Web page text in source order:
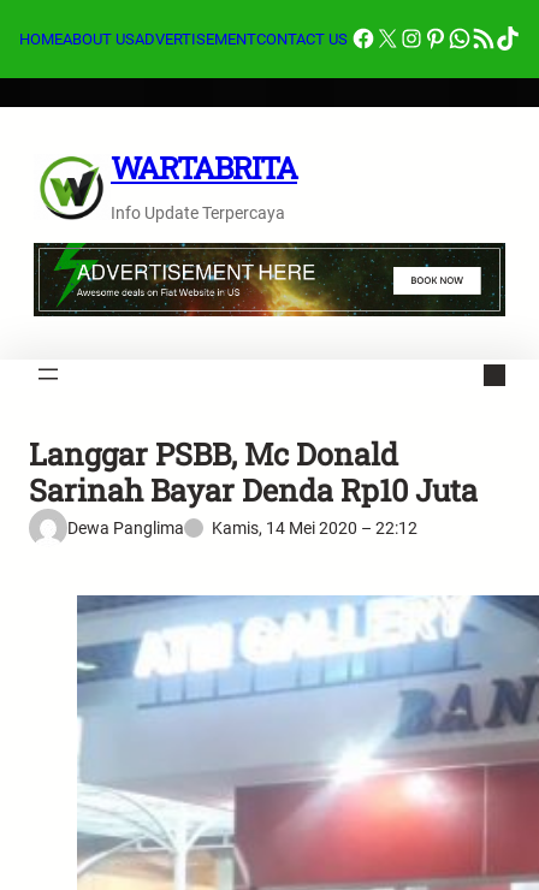
HOMEABOUT USADVERTISEMENTCONTACT US Facebook
X Instagram
Pinterest
Feed RSS
WARTABRITA
Info Update Terpercaya
Langgar PSBB, Mc Donald
Sarinah Bayar Denda Rp10 Juta
Dewa Panglima Kamis, 14 Mei 2020 – 22:12